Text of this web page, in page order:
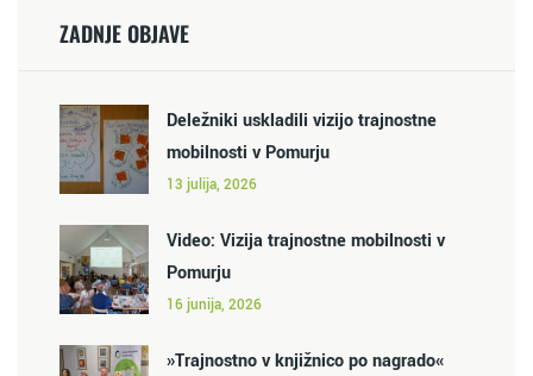
ZADNJE OBJAVE
Deležniki uskladili vizijo trajnostne
mobilnosti v Pomurju
13 julija, 2026
Video: Vizija trajnostne mobilnosti v
Pomurju
16 junija, 2026
»Trajnostno v knjižnico po nagrado«